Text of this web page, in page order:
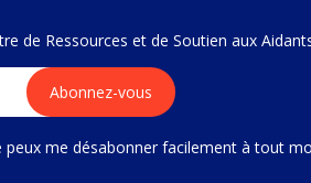
de Ressources et de Soutien aux
peux me désabonner facilement à tout